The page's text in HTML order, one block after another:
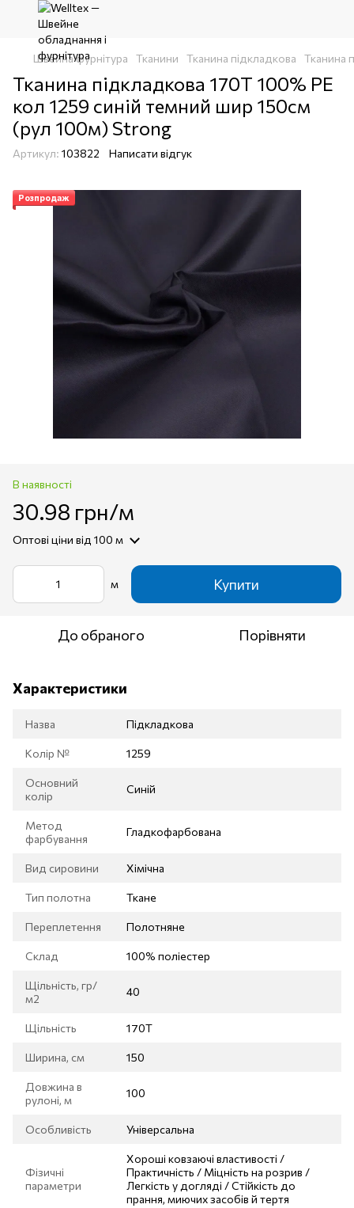
Швейна фурнітура Тканини Тканина підкладкова Тканина
Тканина підкладкова 170T 100% PE
кол 1259 синій темний шир 150см
(рул 100м) Strong
Артикул: 103822 Написати відгук
Розпродаж
В наявності
30.98 грн/м
Оптові ціни від 100 м
м Купити
До обраного Порівняти
Характеристики
Назва Підкладкова
Колір № 1259
Основний
колір
Синій
Метод
фарбування
Гладкофарбована
Вид сировини Хімічна
Тип полотна Ткане
Переплетення Полотняне
Склад 100% поліестер
Щільність, гр/
м2
40
Щільність 170Т
Ширина, см 150
Довжина в
рулоні, м
100
Особливість Універсальна
Фізичні
параметри
Хороші ковзаючі властивості /
Практичність / Міцність на розрив /
Легкість у догляді / Стійкість до
прання, миючих засобів й тертя